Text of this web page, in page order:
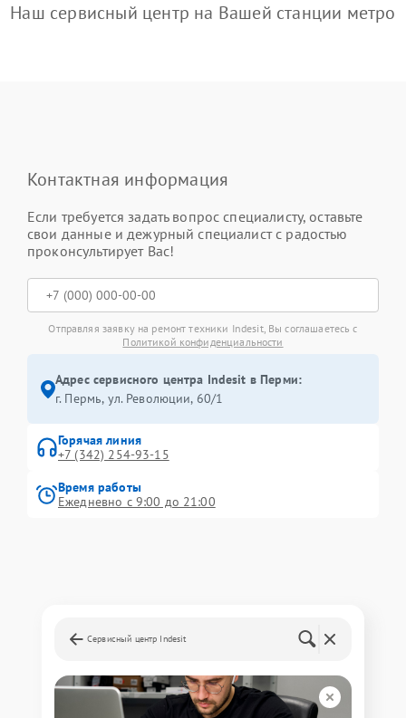
Наш сервисный центр на Вашей станции метро
Контактная информация
Если требуется задать вопрос специалисту, оставьте
свои данные и дежурный специалист с радостью
проконсультирует Вас!
Отправляя заявку на ремонт техники Indesit, Вы соглашаетесь с
Политикой конфиденциальности
Адрес сервисного центра Indesit в Перми:
г. Пермь, ул. ​Революции, 60/1
Горячая линия
+7 (342) 254-93-15
Время работы
Ежедневно с 9:00 до 21:00
Сервисный центр Indesit